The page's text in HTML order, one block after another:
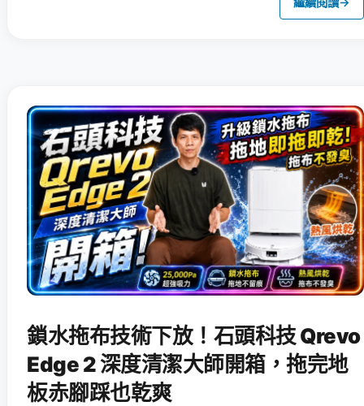
鎖水拖布技術下放！石頭科技 Qrevo
Edge 2 深度清潔大師開箱，拖完地
板赤腳踩也乾爽